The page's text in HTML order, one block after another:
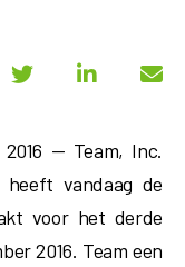
2016 — Team, Inc.
heeft vandaag de
voor het derde
2016. Team een